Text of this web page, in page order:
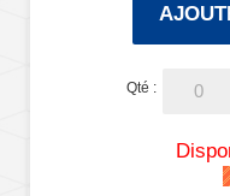
Qté :